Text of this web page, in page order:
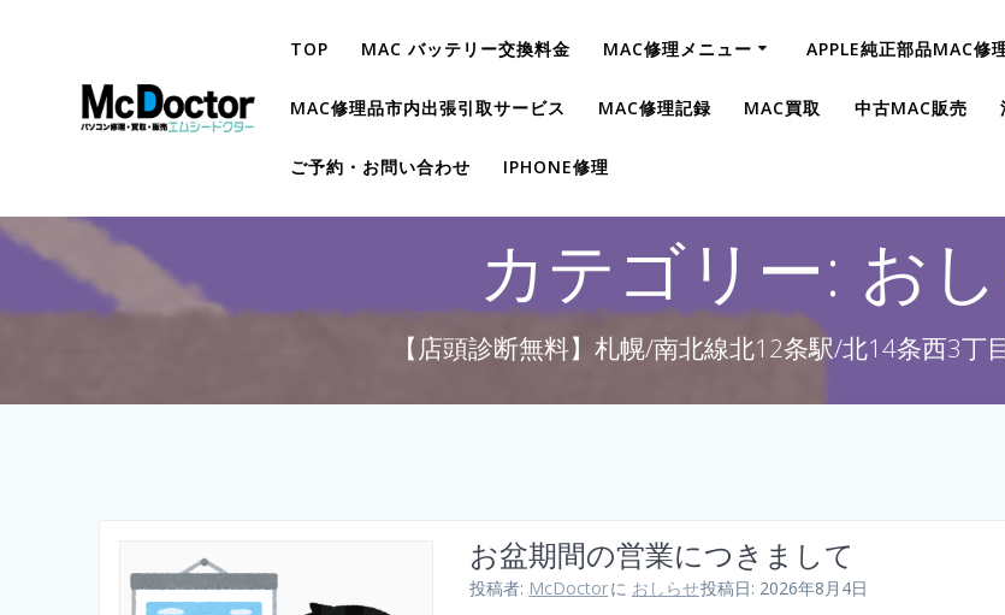
TOP MAC バッテリー交換料金 MAC修理メニュー APPLE純正部品MAC修
MAC修理品市内出張引取サービス MAC修理記録 MAC買取 中古MAC販売
ご予約・お問い合わせ IPHONE修理
カテゴリー: お
【店頭診断無料】札幌/南北線北12条駅/北14条西3丁
お盆期間の営業につきまして
投稿者: McDoctorに おしらせ投稿日: 2026年8月4日